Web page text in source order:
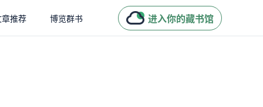
章推荐 博览群书 进入你的藏书馆